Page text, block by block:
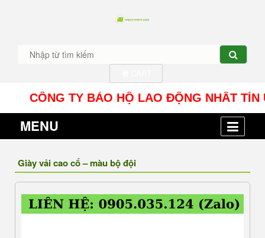
CÔNG TY BẢO HỘ LAO ĐỘNG NHÂT TÍN
MENU
Giày vải cao cổ – màu bộ đội